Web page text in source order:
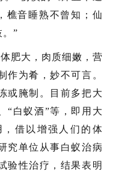
樵音睡熟不曾知；仙
”
肥大，肉质细嫩，营
作为肴，妙不可言。
或腌制。目前多把大
“白蚁酒”等，即用大
借以增强人们的体
究单位从事白蚁治病
验性治疗，结果表明